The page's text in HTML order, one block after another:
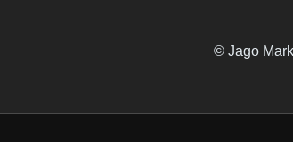
© Jago